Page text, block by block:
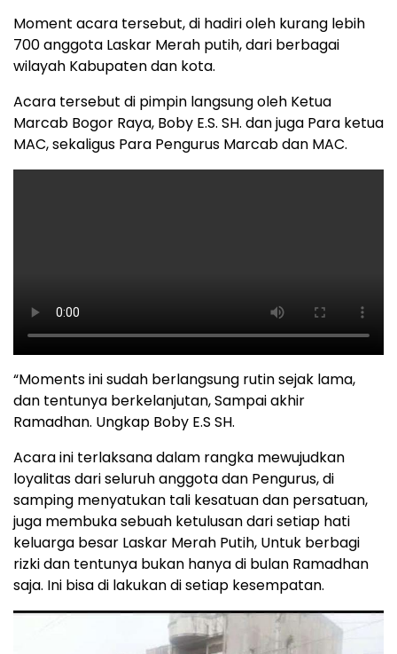
Moment acara tersebut, di hadiri oleh kurang lebih
700 anggota Laskar Merah putih, dari berbagai
wilayah Kabupaten dan kota.
Acara tersebut di pimpin langsung oleh Ketua
Marcab Bogor Raya, Boby E.S. SH. dan juga Para ketua
MAC, sekaligus Para Pengurus Marcab dan MAC.
“Moments ini sudah berlangsung rutin sejak lama,
dan tentunya berkelanjutan, Sampai akhir
Ramadhan. Ungkap Boby E.S SH.
Acara ini terlaksana dalam rangka mewujudkan
loyalitas dari seluruh anggota dan Pengurus, di
samping menyatukan tali kesatuan dan persatuan,
juga membuka sebuah ketulusan dari setiap hati
keluarga besar Laskar Merah Putih, Untuk berbagi
rizki dan tentunya bukan hanya di bulan Ramadhan
saja. Ini bisa di lakukan di setiap kesempatan.